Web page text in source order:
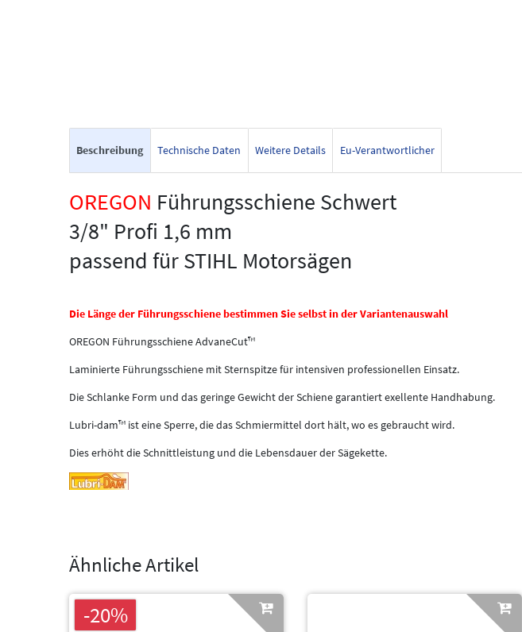
Beschreibung Technische Daten Weitere Details Eu-Verantwortlicher
OREGON Führungsschiene Schwert
3/8" Profi 1,6 mm
passend für STIHL Motorsägen
Die Länge der Führungsschiene bestimmen Sie selbst in der Variantenauswahl
OREGON Führungsschiene AdvaneCut™
Laminierte Führungsschiene mit Sternspitze für intensiven professionellen Einsatz.
Die Schlanke Form und das geringe Gewicht der Schiene garantiert exellente Handhabung.
Lubri-dam™ ist eine Sperre, die das Schmiermittel dort hält, wo es gebraucht wird.
Dies erhöht die Schnittleistung und die Lebensdauer der Sägekette.
Ähnliche Artikel
-20%